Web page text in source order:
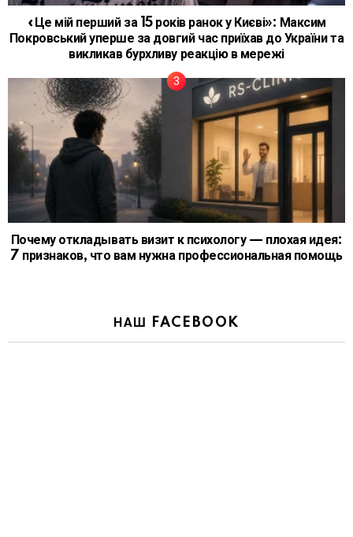
«Це мій перший за 15 років ранок у Києві»: Максим
Покровський уперше за довгий час приїхав до України та
викликав бурхливу реакцію в мережі
Почему откладывать визит к психологу — плохая идея:
7 признаков, что вам нужна профессиональная помощь
НАШ FACEBOOK